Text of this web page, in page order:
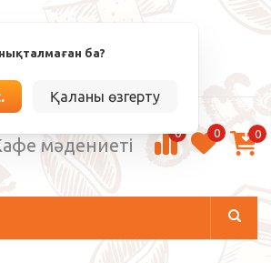
ба?
Қаланы өзгерту
мәдениеті
0 0 0